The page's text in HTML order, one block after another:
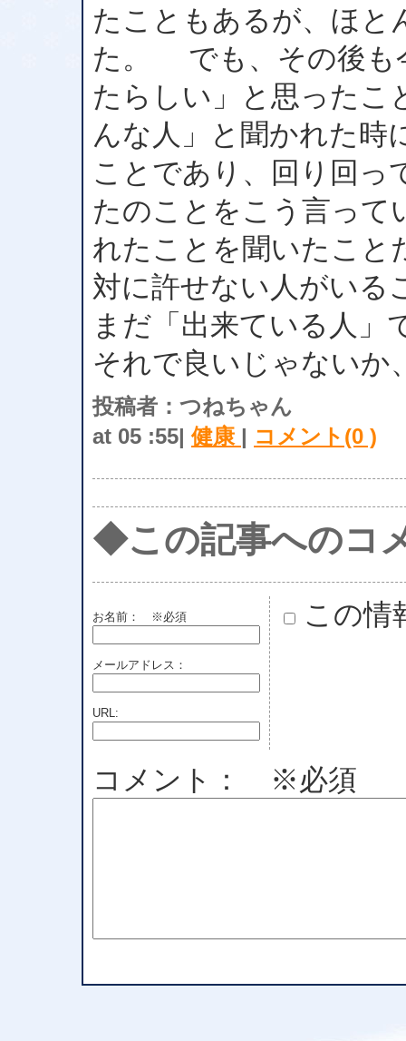
たこともあるが、ほと
た。 でも、その後も
たらしい」と思ったこ
んな人」と聞かれた時
ことであり、回り回っ
たのことをこう言って
れたことを聞いたこ
対に許せない人がいる
まだ「出来ている人
それで良いじゃないか
投稿者：つねちゃん
at 05 :55|健康 | コメント(0 )
◆この記事へのコ
お名前： ※必須
メールアドレス：
URL:
この情
コメント： ※必須